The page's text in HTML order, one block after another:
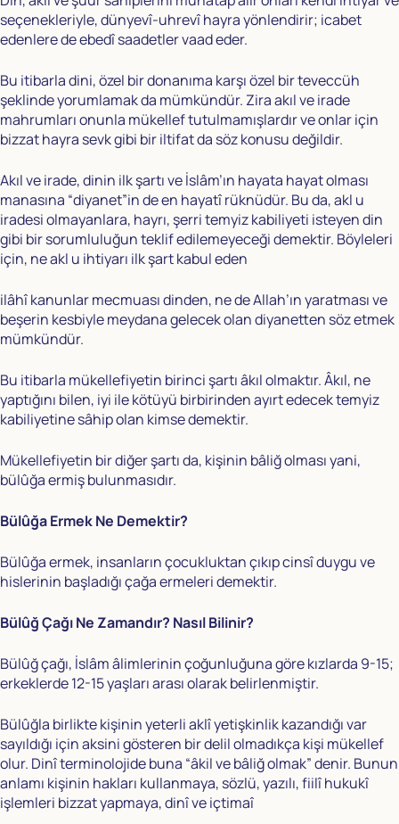
seçenekleriyle, dünyevî-uhrevî hayra yönlendirir; icabet
edenlere de ebedî saadetler vaad eder.
Bu itibarla dini, özel bir donanıma karşı özel bir teveccüh
şeklinde yorumlamak da mümkündür. Zira akıl ve irade
mahrumları onunla mükellef tutulmamışlardır ve onlar için
bizzat hayra sevk gibi bir iltifat da söz konusu değildir.
Akıl ve irade, dinin ilk şartı ve İslâm’ın hayata hayat olması
manasına “diyanet”in de en hayatî rüknüdür. Bu da, akl u
iradesi olmayanlara, hayrı, şerri temyiz kabiliyeti isteyen din
gibi bir sorumluluğun teklif edilemeyeceği demektir. Böyleleri
için, ne akl u ihtiyarı ilk şart kabul eden
ilâhî kanunlar mecmuası dinden, ne de Allah’ın yaratması ve
beşerin kesbiyle meydana gelecek olan diyanetten söz etmek
mümkündür.
Bu itibarla mükellefiyetin birinci şartı âkıl olmaktır. Âkıl, ne
yaptığını bilen, iyi ile kötüyü birbirinden ayırt edecek temyiz
kabiliyetine sâhip olan kimse demektir.
Mükellefiyetin bir diğer şartı da, kişinin bâliğ olması yani,
bülûğa ermiş bulunmasıdır.
Bülûğa Ermek Ne Demektir?
Bülûğa ermek, insanların çocukluktan çıkıp cinsî duygu ve
hislerinin başladığı çağa ermeleri demektir.
Bülûğ Çağı Ne Zamandır? Nasıl Bilinir?
Bülûğ çağı, İslâm âlimlerinin çoğunluğuna göre kızlarda 9-15;
erkeklerde 12-15 yaşları arası olarak belirlenmiştir.
Bülûğla birlikte kişinin yeterli aklî yetişkinlik kazandığı var
sayıldığı için aksini gösteren bir delil olmadıkça kişi mükellef
olur. Dinî terminolojide buna “âkil ve bâliğ olmak” denir. Bunun
anlamı kişinin hakları kullanmaya, sözlü, yazılı, fiilî hukukî
işlemleri bizzat yapmaya, dinî ve içtimaî